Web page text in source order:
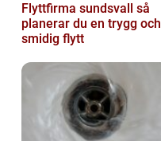
Flyttfirma sundsvall så
planerar du en trygg och
smidig flytt